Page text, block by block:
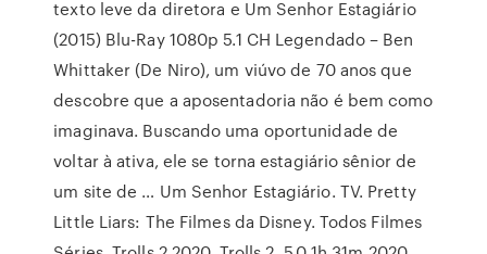
texto leve da diretora e Um Senhor Estagiário
(2015) Blu-Ray 1080p 5.1 CH Legendado – Ben
Whittaker (De Niro), um viúvo de 70 anos que
descobre que a aposentadoria não é bem como
imaginava. Buscando uma oportunidade de
voltar à ativa, ele se torna estagiário sênior de
um site de … Um Senhor Estagiário. TV. Pretty
Little Liars: The Filmes da Disney. Todos Filmes